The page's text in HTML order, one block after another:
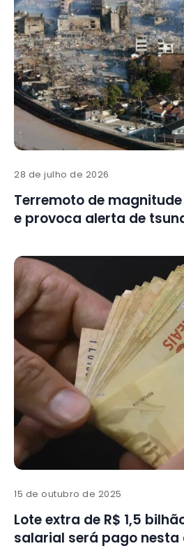
28 de julho de 2026
Terremoto de
e provoca alerta de
15 de outubro de 2025
Lote extra de R$ 1,5
salarial será pago